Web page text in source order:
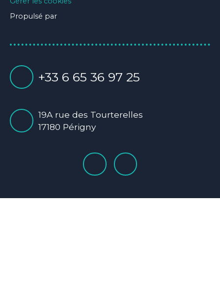
Propulsé par
+33 6 65 36 97 25
19A rue des Tourterelles
17180 Périgny